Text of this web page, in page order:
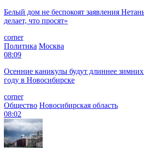
Белый дом не беспокоят заявления
делает, что просят»
corner
Политика Москва
08:09
Осенние каникулы будут длиннее
году в Новосибирске
corner
Общество Новосибирская область
08:02